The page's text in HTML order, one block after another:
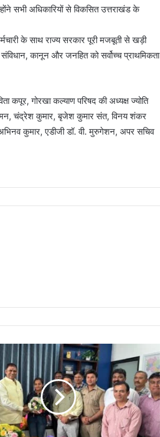
सभी अधिकारियों से विकसित उत्तराखंड के
के साथ राज्य सरकार पूरी मजबूती से खड़ी
कानून और जनहित को सर्वोच्च प्राथमिकता
कपूर, गोरखा कल्याण परिषद की अध्यक्ष ज्योति
चंद्रेश कुमार, बृजेश कुमार संत, विनय शंकर
अभिनव कुमार, एडीजी डॉ. वी. मुरुगेशन, अपर सचिव